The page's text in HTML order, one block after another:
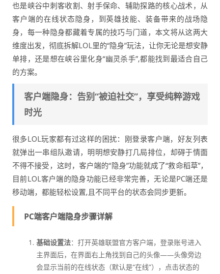
也是峡谷中刺客收割、射手保命、辅助探路的核心战术，从
客户端的在线状态隐身，到英雄技能、装备带来的战场隐
身，每一种隐身都藏着专属的技巧与门道，本文将从这两大
维度出发，彻底拆解LOL里的“隐身”玩法，让你无论是想安静
单排，还是想在峡谷里化身“幽灵杀手”,都能找到最适合自己
的方案。
客户端隐身：告别“被迫社交”，享受纯粹游戏
时光
很多LOL玩家都有过这样的困扰：刚登录客户端，好友列表
就弹出一串组队邀请，明明想安静打几局排位，却碍于情面
不得不接受，这时，客户端的“隐身”功能就成了“救命稻草”，
目前LOL客户端的隐身功能已经非常完善，无论是PC端还是
移动端，都能轻松设置,且不同平台的状态会同步更新。
PC端客户端隐身步骤详解
基础设置法：打开英雄联盟官方客户端，登录账号进入
主界面后，在界面右上角找到自己的头像——头像旁边
会显示当前的在线状态（默认是“在线”），点击状态的